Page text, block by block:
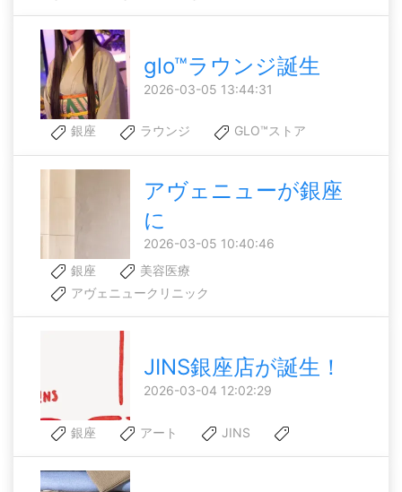
glo™ラウンジ誕生
2026-03-05 13:44:31
銀座 ラウンジ GLO™ストア
アヴェニューが銀座
に
2026-03-05 10:40:46
銀座
美容医療
アヴェニュークリニック
JINS銀座店が誕生！
2026-03-04 12:02:29
銀座 アート JINS